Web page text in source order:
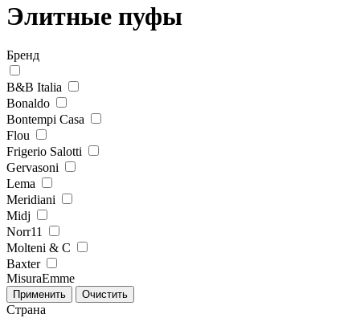
Элитные пуфы
Бренд
B&B Italia
Bonaldo
Bontempi Casa
Flou
Frigerio Salotti
Gervasoni
Lema
Meridiani
Midj
Norr11
Molteni & C
Baxter
MisuraEmme
Страна